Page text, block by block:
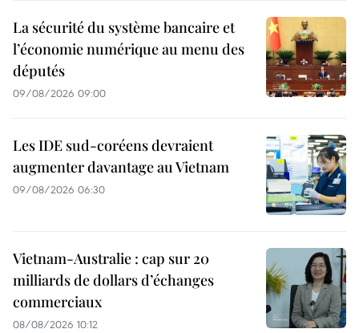
La sécurité du système bancaire et
l’économie numérique au menu des
députés
09/08/2026 09:00
Les IDE sud-coréens devraient
augmenter davantage au Vietnam
09/08/2026 06:30
Vietnam-Australie : cap sur 20
milliards de dollars d’échanges
commerciaux
08/08/2026 10:12